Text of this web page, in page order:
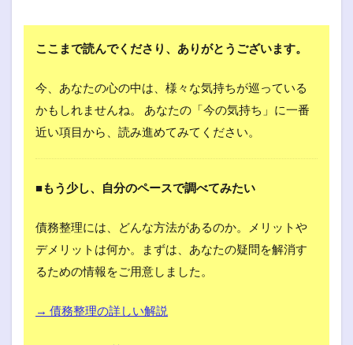
ここまで読んでくださり、ありがとうございます。
今、あなたの心の中は、様々な気持ちが巡っている
かもしれませんね。 あなたの「今の気持ち」に一番
近い項目から、読み進めてみてください。
■もう少し、自分のペースで調べてみたい
債務整理には、どんな方法があるのか。メリットや
デメリットは何か。まずは、あなたの疑問を解消す
るための情報をご用意しました。
→ 債務整理の詳しい解説